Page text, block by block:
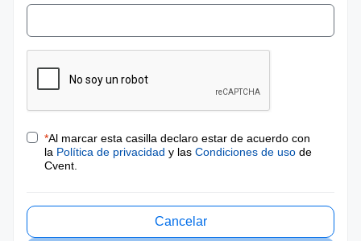
*Al marcar esta casilla declaro estar de acuerdo con
la Política de privacidad y las Condiciones de uso de
Cvent.
Cancelar